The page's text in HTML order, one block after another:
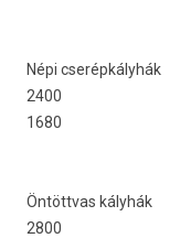
Népi cserépkályhák
2400
1680
Öntöttvas kályhák
2800